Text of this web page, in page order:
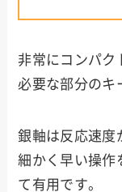
非常にコンパク
必要な部分のキ
銀軸は反応速度
細かく早い操作
て有用です。